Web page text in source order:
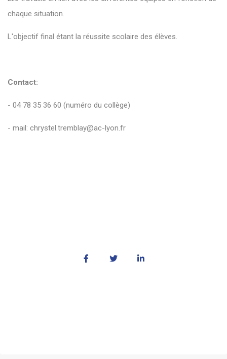
chaque situation.
L'objectif final étant la réussite scolaire des élèves.
Contact:
- 04 78 35 36 60 (numéro du collège)
- mail: chrystel.tremblay@ac-lyon.fr